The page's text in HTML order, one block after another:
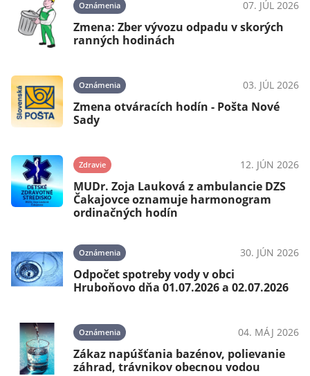
Oznámenia 07. JÚL 2026
Zmena: Zber vývozu odpadu v skorých
ranných hodinách
Oznámenia 03. JÚL 2026
Zmena otváracích hodín - Pošta Nové
Sady
Zdravie 12. JÚN 2026
MUDr. Zoja Lauková z ambulancie DZS
Čakajovce oznamuje harmonogram
ordinačných hodín
Oznámenia 30. JÚN 2026
Odpočet spotreby vody v obci
Hruboňovo dňa 01.07.2026 a 02.07.2026
Oznámenia 04. MÁJ 2026
Zákaz napúšťania bazénov, polievanie
záhrad, trávnikov obecnou vodou